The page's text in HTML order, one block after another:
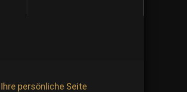
Ihre persönliche Seite